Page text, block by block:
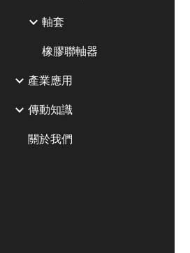
軸套
橡膠聯軸器
產業應用
傳動知識
關於我們